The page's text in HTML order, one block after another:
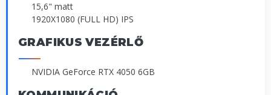
15,6" matt
1920X1080 (FULL HD) IPS
GRAFIKUS VEZÉRLŐ
NVIDIA GeForce RTX 4050 6GB